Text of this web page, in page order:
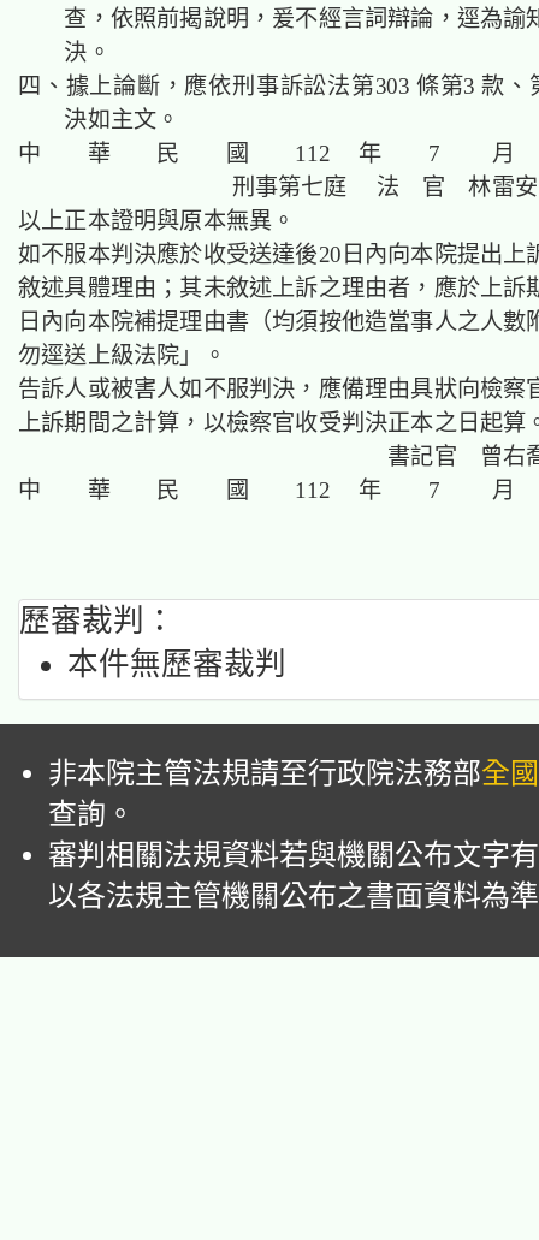
查，依照前揭說明，爰不經言詞辯論，逕為諭
決。
四、據上論斷，應依刑事訴訟法第303 條第3 款、
決如主文。
中 華 民 國 112 年 7 月
刑事第七庭 法 官 林雷安
以上正本證明與原本無異。
如不服本判決應於收受送達後20日內向本院提出上
敘述具體理由；其未敘述上訴之理由者，應於上訴
日內向本院補提理由書（均須按他造當事人之人數
勿逕送上級法院」。
告訴人或被害人如不服判決，應備理由具狀向檢察
上訴期間之計算，以檢察官收受判決正本之日起算
書記官 曾右
中 華 民 國 112 年 7 月
歷審裁判：
本件無歷審裁判
非本院主管法規請至行政院法務部全
查詢。
審判相關法規資料若與機關公布文字
以各法規主管機關公布之書面資料為